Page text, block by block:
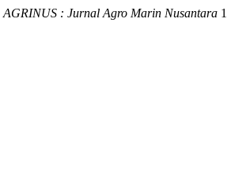
AGRINUS : Jurnal Agro Marin Nusantara 1